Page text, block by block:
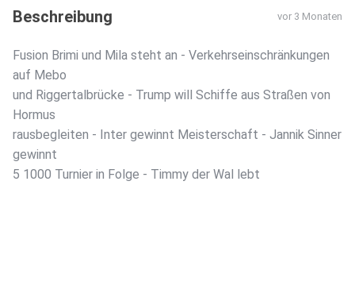
Beschreibung vor 3 Monaten
Fusion Brimi und Mila steht an - Verkehrseinschränkungen
auf Mebo
und Riggertalbrücke - Trump will Schiffe aus Straßen von
Hormus
rausbegleiten - Inter gewinnt Meisterschaft - Jannik Sinner
gewinnt
5 1000 Turnier in Folge - Timmy der Wal lebt